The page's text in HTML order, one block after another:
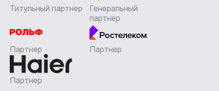
Титульный партнер
Генеральный
партнер
Партнер Партнер
Партнер